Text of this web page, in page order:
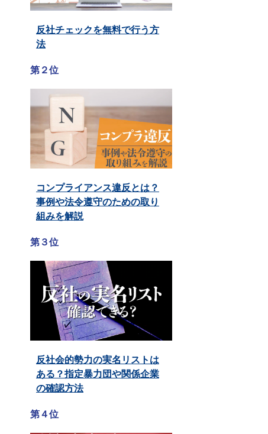
反社チェックを無料で行う方
法
第２位
コンプライアンス違反とは？
事例や法令遵守のための取り
組みを解説
第３位
反社会的勢力の実名リストは
ある？指定暴力団や関係企業
の確認方法
第４位